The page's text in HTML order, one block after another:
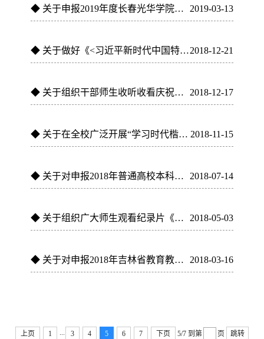
2019-03-13
◆ 关于申报2019年度长春光华学院党建与思想政治工作专项研究项...
2018-12-21
◆ 关于做好《<习近平新时代中国特色社会主义思想三十讲>课件学...
2018-12-17
◆ 关于组织干部师生收听收看庆祝改革开放40周年大会的通知
2018-11-15
◆ 关于在全校广泛开展“学习时代楷模 践行社会主义核心价值观”...
2018-07-14
◆ 关于对申报2018年普通高校本科专业进行网上公示的通知
2018-05-03
◆ 关于组织广大师生观看纪录片《厉害了，我的国》的通知
2018-03-16
◆ 关于对申报2018年吉林省教育教学成果奖名单进行网上公示的通...
上页 1 ... 3 4 5 6 7 下页 5/7 到第 页 跳转